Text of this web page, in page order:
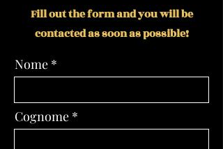
Fill out the form and you will be
contacted as soon as possible!
Nome
Cognome